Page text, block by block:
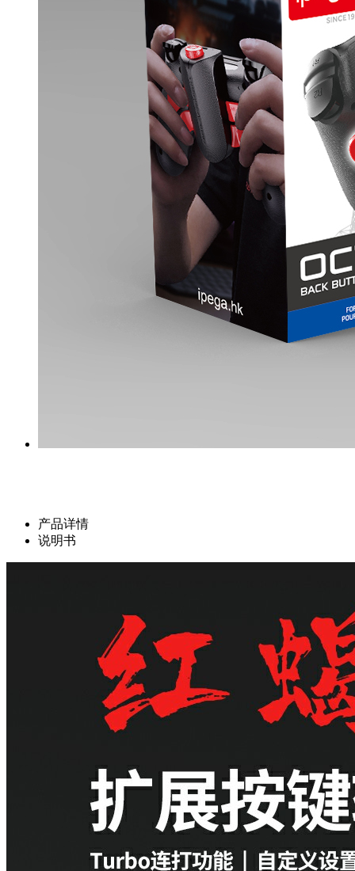
产品详情
说明书